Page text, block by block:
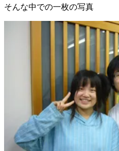
そんな中での一枚の写真